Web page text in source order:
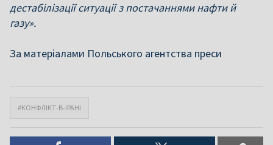
дестабілізації ситуації з постачаннями нафти й
газу».
За матеріалами Польського агентства преси
#КОНФЛІКТ-В-ІРАНІ